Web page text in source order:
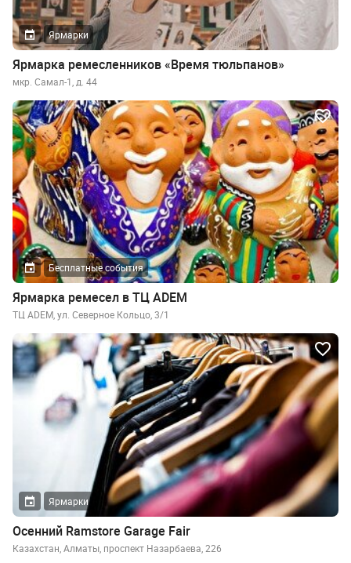
Ярмарки
Ярмарка ремесленников «Время тюльпанов»
мкр. Самал-1, д. 44
Бесплатные события
Ярмарка ремесел в ТЦ ADEM
ТЦ ADEM, ул. Северное Кольцо, 3/1
Ярмарки
Осенний Ramstore Garage Fair
Казахстан, Алматы, проспект Назарбаева, 226